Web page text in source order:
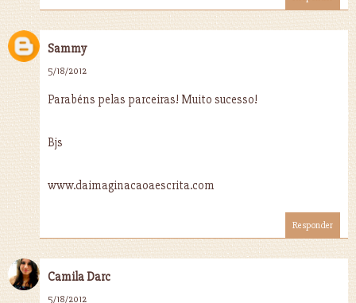
Sammy
5/18/2012
Parabéns pelas parceiras! Muito sucesso!
Bjs
www.daimaginacaoaescrita.com
Responder
Camila Darc
5/18/2012